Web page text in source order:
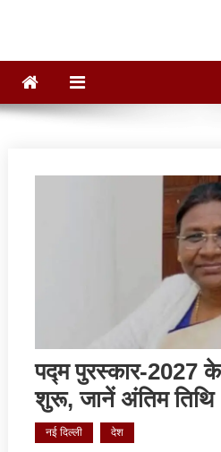
पद्म पुरस्कार-2027
शुरू, जानें अंतिम तिथि
नई दिल्ली देश